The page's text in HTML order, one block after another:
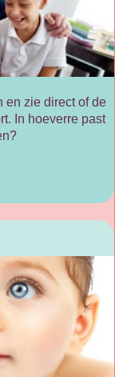
en zie direct of de
In hoeverre past